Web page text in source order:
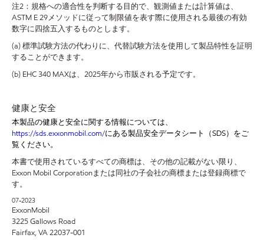
注2：規格への適合性を判断する目的で、観測値または計算値は、
ASTM E 29メソッドに従って制限値を表す際に使用される最後の有効
数字に四捨五入するものとします。
(a) 標準試験方法の代わりに、代替試験方法を使用して製品特性を証明
することができます。
(b) EHC 340 MAXは、2025年から市販される予定です。
健康と安全
本製品の健康と安全に関する情報については、
https://sds.exxonmobil.com/にある製品安全データシート（SDS）をご
覧ください。
本書で使用されているすべての商標は、その他の記載がない限り、
Exxon Mobil Corporationまたは同社の子会社の商標または登録商標で
す。
07-2023
ExxonMobil
3225 Gallows Road
Fairfax, VA 22037-001